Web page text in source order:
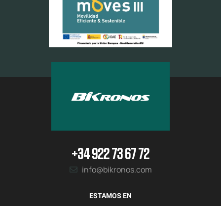
+34 922 73 67 72
info@bikronos.com
ESTAMOS EN